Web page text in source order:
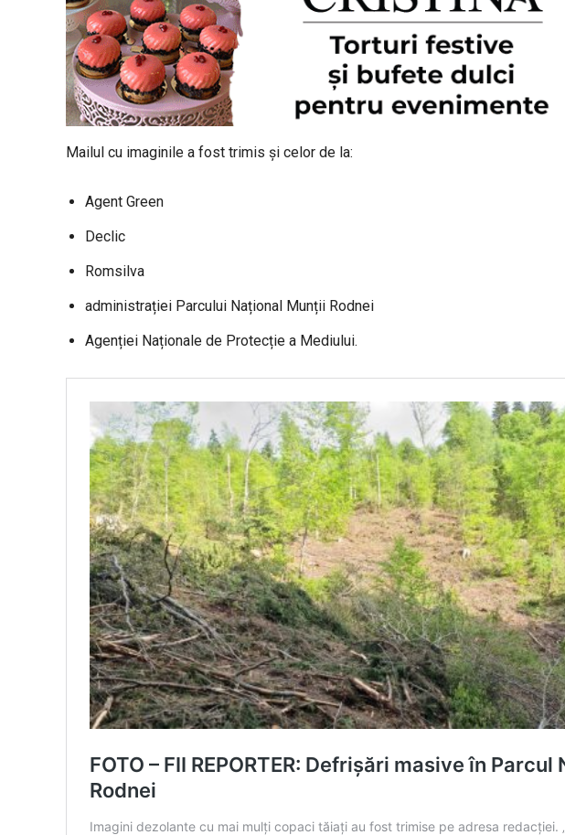
Mailul cu imaginile a fost trimis și celor de la:
Agent Green
Declic
Romsilva
administrației Parcului Național Munții Rodnei
Agenției Naționale de Protecție a Mediului.